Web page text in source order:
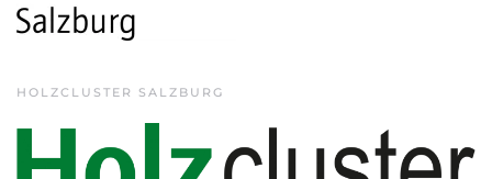
HOLZCLUSTER SALZBURG